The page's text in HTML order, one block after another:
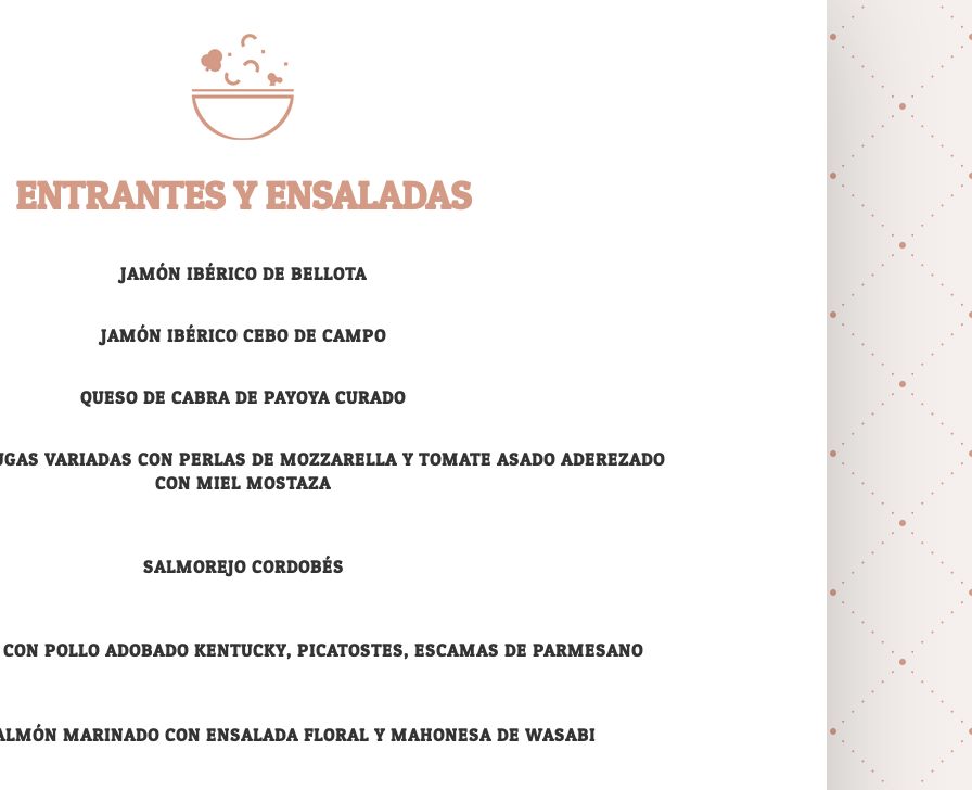
ENTRANTES Y ENSALADAS
JAMÓN IBÉRICO DE BELLOTA
JAMÓN IBÉRICO CEBO DE CAMPO
QUESO DE CABRA DE PAYOYA CURADO
VARIADAS CON PERLAS DE MOZZARELLA Y TOMATE ASADO ADEREZADO
CON MIEL MOSTAZA
SALMOREJO CORDOBÉS
POLLO ADOBADO KENTUCKY, PICATOSTES, ESCAMAS DE PARMESANO
MARINADO CON ENSALADA FLORAL Y MAHONESA DE WASABI